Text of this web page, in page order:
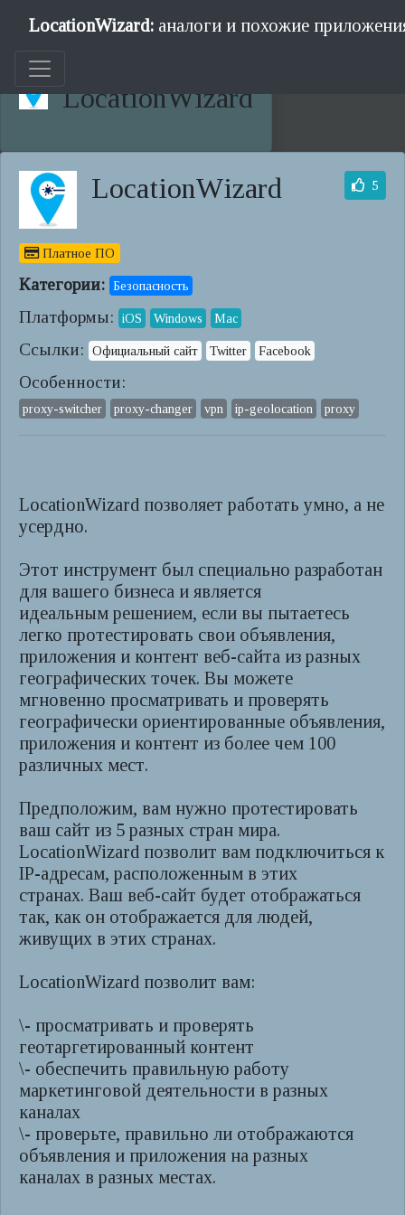
LocationWizard: аналоги и похожие
LocationWizard
LocationWizard 5
Платное ПО
Категории: Безопасность
Платформы: iOS Windows Mac
Ссылки: Официальный сайт Twitter Facebook
Особенности:
proxy-switcher proxy-changer vpn ip-geolocation proxy
LocationWizard позволяет работать умно, а не
усердно.
Этот инструмент был специально разработан
для вашего бизнеса и является
идеальным решением, если вы пытаетесь
легко протестировать свои объявления,
приложения и контент веб-сайта из разных
географических точек. Вы можете
мгновенно просматривать и проверять
географически ориентированные объявления,
приложения и контент из более чем 100
различных мест.
Предположим, вам нужно протестировать
ваш сайт из 5 разных стран мира.
LocationWizard позволит вам подключиться к
IP-адресам, расположенным в этих
странах. Ваш веб-сайт будет отображаться
так, как он отображается для людей,
живущих в этих странах.
LocationWizard позволит вам:
\- просматривать и проверять
геотаргетированный контент
\- обеспечить правильную работу
маркетинговой деятельности в разных
каналах
\- проверьте, правильно ли отображаются
объявления и приложения на разных
каналах в разных местах.